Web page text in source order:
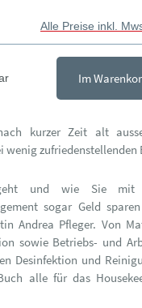
Alle Preise inkl.
Im
kurzer Zeit alt
wenig zufriedenstellenden
und wie Sie mit
sogar Geld
Andrea Pfleger. Von
sowie Betriebs- und
Desinfektion und
alle für das